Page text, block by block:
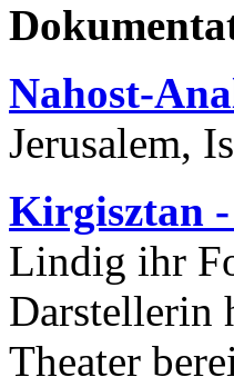
Nahost-
Jerusalem,
Kirgisztan
Lindig ihr
Darstellerin
Theater